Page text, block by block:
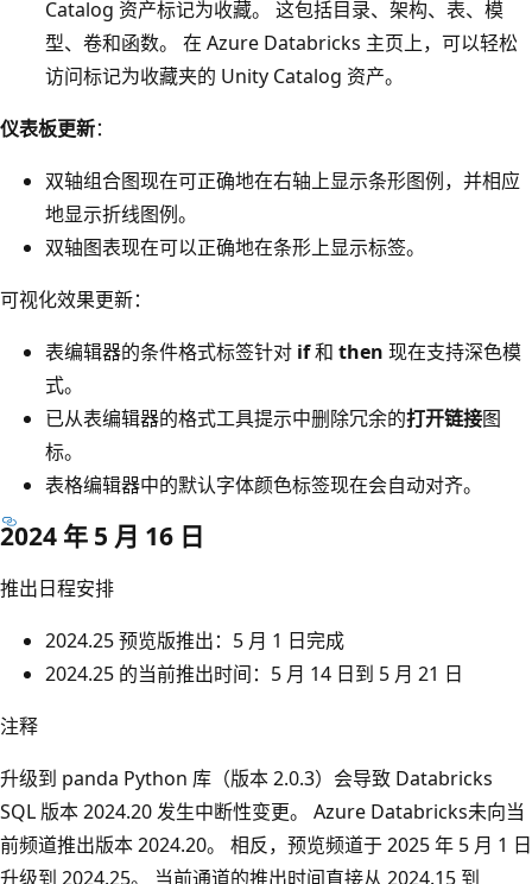
Catalog 资产标记为收藏。 这包括目录、架构、表、模
型、卷和函数。 在 Azure Databricks 主页上，可以轻松
访问标记为收藏夹的 Unity Catalog 资产。
仪表板更新：
双轴组合图现在可正确地在右轴上显示条形图例，并相应
地显示折线图例。
双轴图表现在可以正确地在条形上显示标签。
可视化效果更新：
表编辑器的条件格式标签针对 if和 then 现在支持深色模
式。
已从表编辑器的格式工具提示中删除冗余的打开链接图
标。
表格编辑器中的默认字体颜色标签现在会自动对齐。
2024 年 5 月 16 日
推出日程安排
2024.25 预览版推出：5 月 1 日完成
2024.25 的当前推出时间：5 月 14 日到 5 月 21 日
注释
升级到 panda Python 库（版本 2.0.3）会导致 Databricks
SQL 版本 2024.20 发生中断性变更。 Azure Databricks未向当
前频道推出版本 2024.20。 相反，预览频道于 2025 年 5 月 1 日
升级到 2024.25。 当前通道的推出时间直接从 2024.15 到